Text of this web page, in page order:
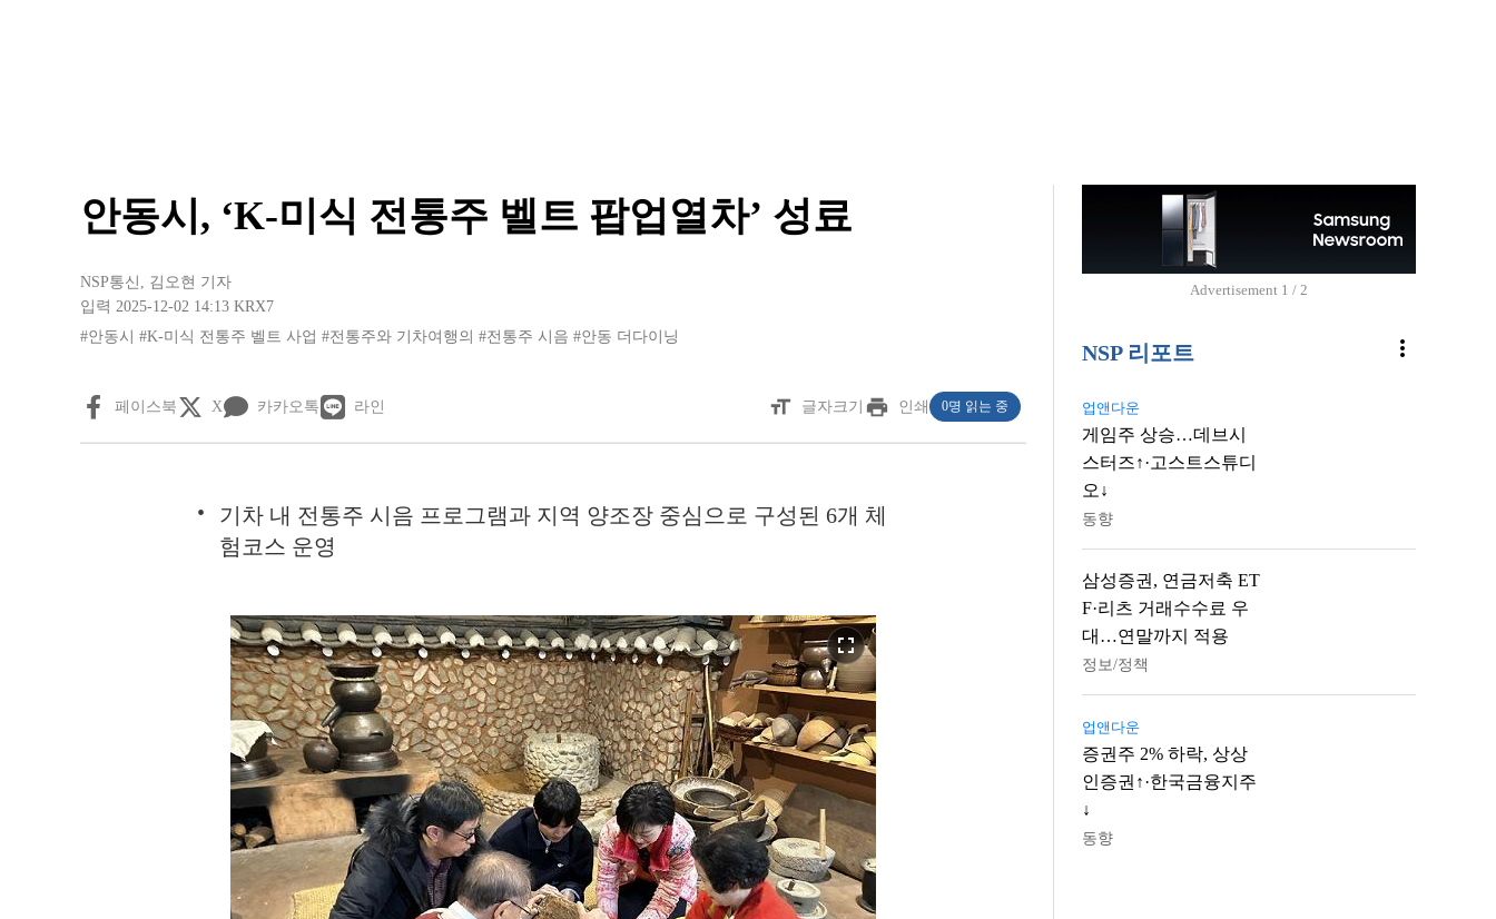
안동시, ‘K-미식 전통주 벨트 팝업열차’ 성료
NSP통신 , 김오현 기자
입력 2025-12-02 14:13 KRX7
#안동시
#K-미식 전통주 벨트 사업 #전통주와 기차여행의 #전통주 시음 #안동 더다이닝
페이스북 X 카카오톡 라인 format_size 글자크기 print 인쇄 0명 읽는 중
기차 내 전통주 시음 프로그램과 지역 양조장 중심으로 구성된 6개 체
험코스 운영
fullscreen
Advertisement 1 / 2
NSP 리포트 more_vert
업앤다운
게임주 상승…데브시
스터즈↑·고스트스튜디
오↓
동향
삼성증권, 연금저축 ET
F·리츠 거래수수료 우
대…연말까지 적용
정보/정책
업앤다운
증권주 2% 하락, 상상
인증권↑·한국금융지주
↓
동향